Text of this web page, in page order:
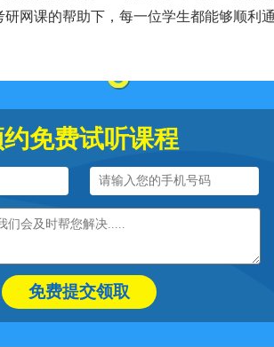
网课的帮助下，每一位学生都能够顺利
免费试听课程
免费提交领取